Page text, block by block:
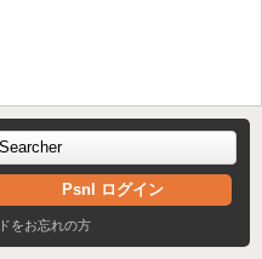
Psnl ログイン
をお忘れの方